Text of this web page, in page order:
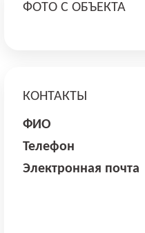
ФОТО С ОБЪЕКТА
КОНТАКТЫ
ФИО
Телефон
Электронная почта